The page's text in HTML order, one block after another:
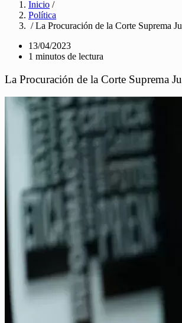
Inicio /
Política
/ La Procuración de la Corte Suprema
13/04/2023
1 minutos de lectura
La Procuración de la Corte Suprema